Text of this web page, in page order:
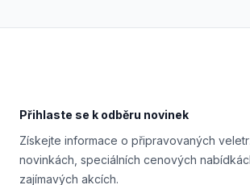
Přihlaste se k odběru novinek
Získejte informace o připravovaných
novinkách, speciálních cenových
zajímavých akcích.